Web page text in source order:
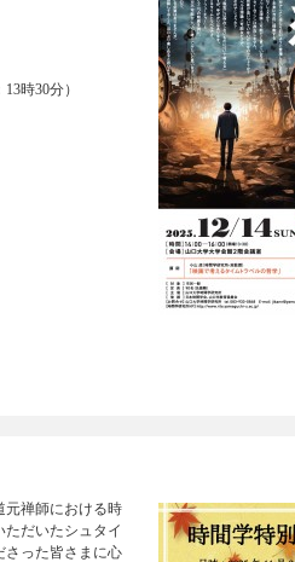
時30分）
元禅師における時
だいたシュタイ
さった皆さまに心